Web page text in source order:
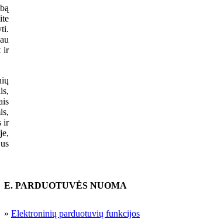
ir
ir
E. PARDUOTUVĖS NUOMA
» Elektroninių parduotuvių funkcijos